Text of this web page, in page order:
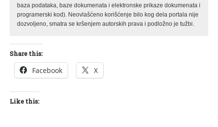
baza podataka, baze dokumenata i elektronske prikaze dokumenata i
programerski kod). Neovlašćeno korišćenje bilo kog dela portala nije
dozvoljeno, smatra se kršenjem autorskih prava i podložno je tužbi.
Share this:
Facebook X
Like this: